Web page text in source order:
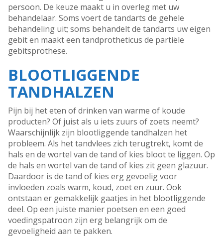
persoon. De keuze maakt u in overleg met uw
behandelaar. Soms voert de tandarts de gehele
behandeling uit; soms behandelt de tandarts uw eigen
gebit en maakt een tandprotheticus de partiële
gebitsprothese.
BLOOTLIGGENDE
TANDHALZEN
Pijn bij het eten of drinken van warme of koude
producten? Of juist als u iets zuurs of zoets neemt?
Waarschijnlijk zijn blootliggende tandhalzen het
probleem. Als het tandvlees zich terugtrekt, komt de
hals en de wortel van de tand of kies bloot te liggen. Op
de hals en wortel van de tand of kies zit geen glazuur.
Daardoor is de tand of kies erg gevoelig voor
invloeden zoals warm, koud, zoet en zuur. Ook
ontstaan er gemakkelijk gaatjes in het blootliggende
deel. Op een juiste manier poetsen en een goed
voedingspatroon zijn erg belangrijk om de
gevoeligheid aan te pakken.